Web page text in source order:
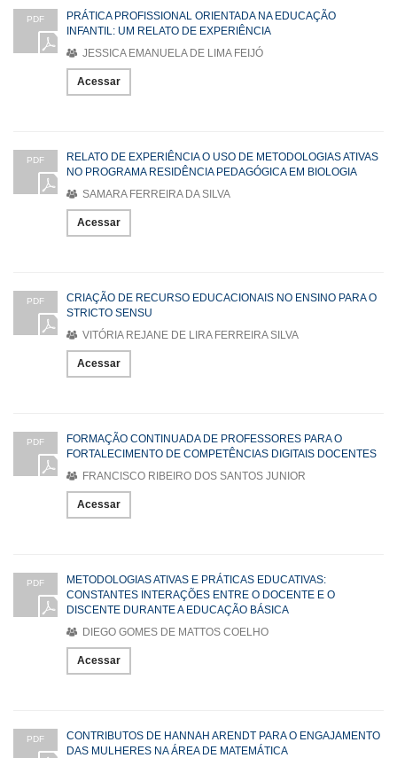
PDF
PRÁTICA PROFISSIONAL ORIENTADA NA EDUCAÇÃO
INFANTIL: UM RELATO DE EXPERIÊNCIA
JESSICA EMANUELA DE LIMA FEIJÓ
Acessar
PDF
RELATO DE EXPERIÊNCIA O USO DE METODOLOGIAS ATIVAS
NO PROGRAMA RESIDÊNCIA PEDAGÓGICA EM BIOLOGIA
SAMARA FERREIRA DA SILVA
Acessar
PDF
CRIAÇÃO DE RECURSO EDUCACIONAIS NO ENSINO PARA O
STRICTO SENSU
VITÓRIA REJANE DE LIRA FERREIRA SILVA
Acessar
PDF
FORMAÇÃO CONTINUADA DE PROFESSORES PARA O
FORTALECIMENTO DE COMPETÊNCIAS DIGITAIS DOCENTES
FRANCISCO RIBEIRO DOS SANTOS JUNIOR
Acessar
PDF
METODOLOGIAS ATIVAS E PRÁTICAS EDUCATIVAS:
CONSTANTES INTERAÇÕES ENTRE O DOCENTE E O
DISCENTE DURANTE A EDUCAÇÃO BÁSICA
DIEGO GOMES DE MATTOS COELHO
Acessar
PDF
CONTRIBUTOS DE HANNAH ARENDT PARA O ENGAJAMENTO
DAS MULHERES NA ÁREA DE MATEMÁTICA